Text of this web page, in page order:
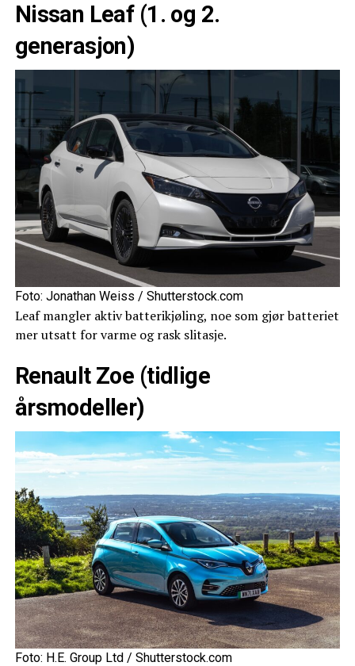
Nissan Leaf (1. og 2.
generasjon)
Foto: Jonathan Weiss / Shutterstock.com
Leaf mangler aktiv batterikjøling, noe som gjør batteriet
mer utsatt for varme og rask slitasje.
Renault Zoe (tidlige
årsmodeller)
Foto: H.E. Group Ltd / Shutterstock.com